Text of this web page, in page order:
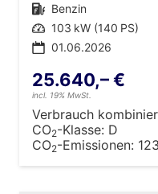
Kraftstoff Benzin
Leistung 103 kW (140 PS)
01.06.2026
25.640,– €
incl. 19% MwSt.
Verbrauch
CO2-Klasse: D
CO2-Emissionen: